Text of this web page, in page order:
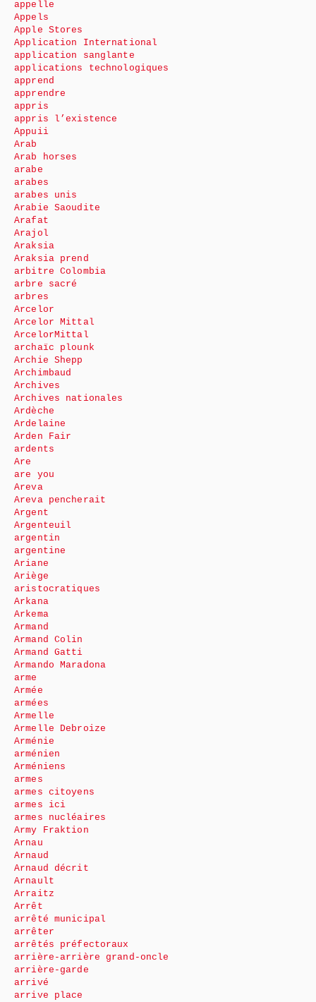
appelle
Appels
Apple Stores
Application International
application sanglante
applications technologiques
apprend
apprendre
appris
appris l’existence
Appuii
Arab
Arab horses
arabe
arabes
arabes unis
Arabie Saoudite
Arafat
Arajol
Araksia
Araksia prend
arbitre Colombia
arbre sacré
arbres
Arcelor
Arcelor Mittal
ArcelorMittal
archaïc plounk
Archie Shepp
Archimbaud
Archives
Archives nationales
Ardèche
Ardelaine
Arden Fair
ardents
Are
are you
Areva
Areva pencherait
Argent
Argenteuil
argentin
argentine
Ariane
Ariège
aristocratiques
Arkana
Arkema
Armand
Armand Colin
Armand Gatti
Armando Maradona
arme
Armée
armées
Armelle
Armelle Debroize
Arménie
arménien
Arméniens
armes
armes citoyens
armes ici
armes nucléaires
Army Fraktion
Arnau
Arnaud
Arnaud décrit
Arnault
Arraitz
Arrêt
arrêté municipal
arrêter
arrêtés préfectoraux
arrière-arrière grand-oncle
arrière-garde
arrivé
arrive place